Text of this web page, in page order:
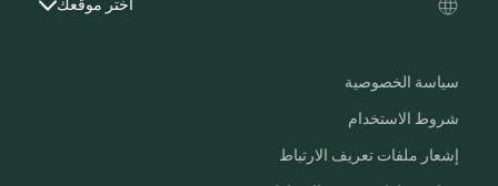
اختر موقعك
سياسة الخصوصية
شروط الاستخدام
إشعار ملفات تعريف الارتباط